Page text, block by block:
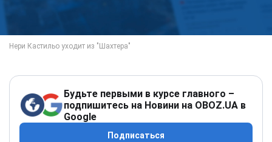
Будьте первыми в курсе главного –
подпишитесь на Новини на OBOZ.UA в
Google
Подписаться